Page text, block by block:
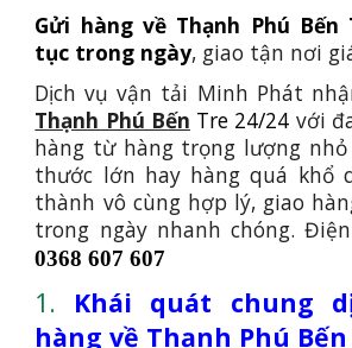
Gửi hàng về Thạnh Phú Bến
tục trong ngày, giao tận nơi
Dịch vụ vận tải Minh Phát
Thạnh Phú Bến Tre 24/24 với
hàng từ hàng trọng lượng
thước lớn hay hàng quá khổ
thành vô cùng hợp lý, giao
trong ngày nhanh chóng.
0368 607 607
1. Khái quát chung
hàng về Thạnh Phú